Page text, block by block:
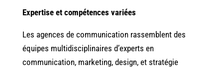
Expertise et compétences variées
Les agences de communication rassemblent des
équipes multidisciplinaires d’experts en
communication, marketing, design, et stratégie